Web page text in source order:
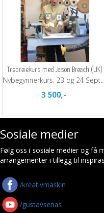
Tredreiekurs med Jason Breach (UK)
3 500,-
Sosiale medier
Følg oss i sosiale medier og få
arrangementer i tillegg til
/kreativmaskin
/gustavsenas